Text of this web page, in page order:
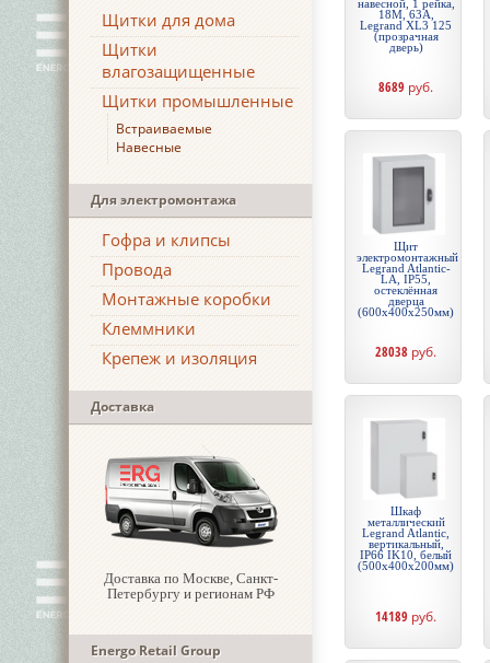
Щитки для дома
Щитки
влагозащищенные
Щитки промышленные
Встраиваемые
Навесные
Для электромонтажа
Гофра и клипсы
Провода
Монтажные коробки
Клеммники
Крепеж и изоляция
Доставка
Доставка по Москве, Санкт-
Петербургу и регионам РФ
Energo Retail Group
навесной, 1 рейка,
18М, 63А,
Legrand XL3 125
(прозрачная
дверь)
8689 руб.
Щит
электромонтажный
Legrand Atlantic-
LA, IP55,
остеклённая
дверца
(600х400х250мм)
28038 руб.
Шкаф
металлический
Legrand Atlantic,
вертикальный,
IP66 IK10, белый
(500x400x200мм)
14189 руб.